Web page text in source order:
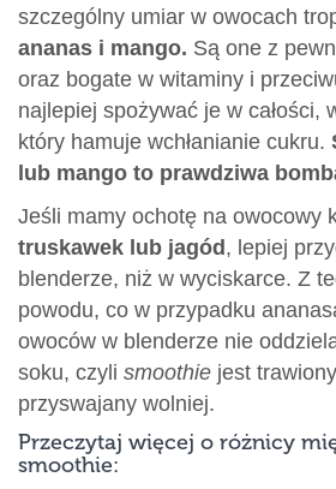
szczególny umiar w owocach
ananas i mango. Są one z
oraz bogate w witaminy i
najlepiej spożywać je w całości,
który hamuje wchłanianie cukru.
lub mango to prawdziwa
Jeśli mamy ochotę na owocowy
truskawek lub jagód , lepiej
blenderze, niż w wyciskarce. Z
powodu, co w przypadku
owoców w blenderze nie
soku, czyli smoothie jest
przyswajany wolniej.
Przeczytaj więcej o różnicy
smoothie: